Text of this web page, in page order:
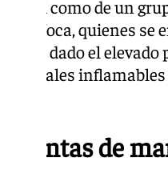
así como de un
Infoca, quienes se
dado el
plantas de